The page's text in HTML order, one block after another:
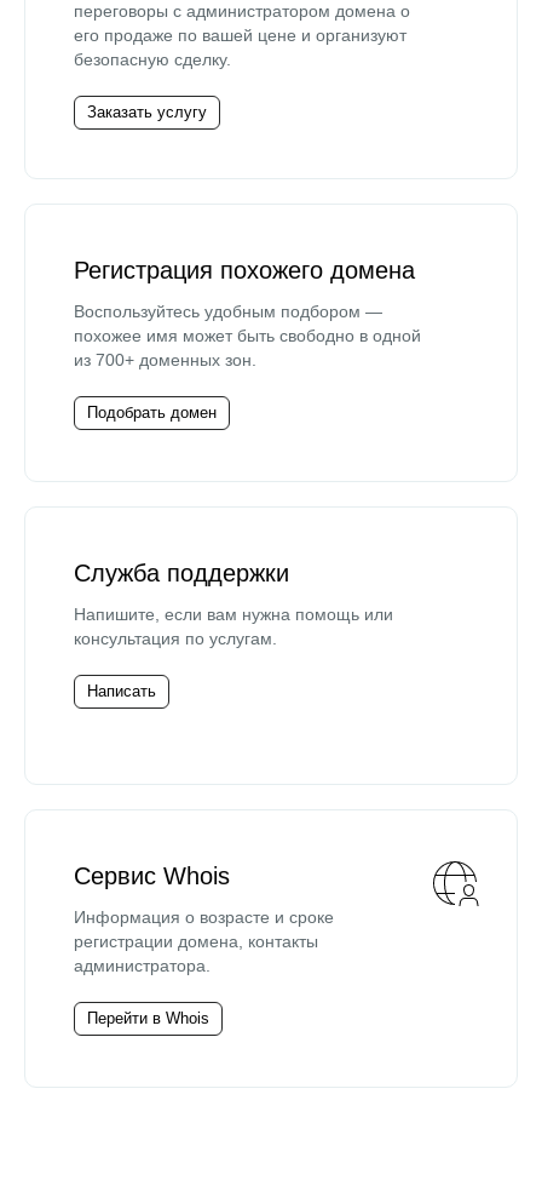
переговоры с администратором домена о
его продаже по вашей цене и организуют
безопасную сделку.
Заказать услугу
Регистрация похожего домена
Воспользуйтесь удобным подбором —
похожее имя может быть свободно в одной
из 700+ доменных зон.
Подобрать домен
Служба поддержки
Напишите, если вам нужна помощь или
консультация по услугам.
Написать
Сервис Whois
Информация о возрасте и сроке
регистрации домена, контакты
администратора.
Перейти в Whois